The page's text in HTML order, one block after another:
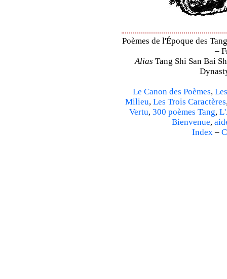
Poèmes de l'Époque des
–
Alias Tang Shi San Bai
Le Canon des Poèmes,
Milieu, Les Trois Caractères
Vertu, 300 poèmes Tang,
Bienvenue,
Index–